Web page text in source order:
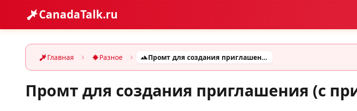
CanadaTalk.ru
Главная Разное Промт для создания приглашения (с примерами готовых промтов)
Промт для создания приглашения (с